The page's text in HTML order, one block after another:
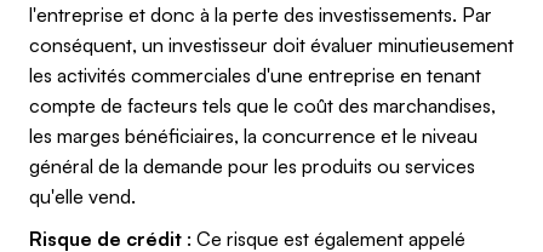
l'entreprise et donc à la perte des investissements. Par
conséquent, un investisseur doit évaluer minutieusement
les activités commerciales d'une entreprise en tenant
compte de facteurs tels que le coût des marchandises,
les marges bénéficiaires, la concurrence et le niveau
général de la demande pour les produits ou services
qu'elle vend.
Risque de crédit : Ce risque est également appelé